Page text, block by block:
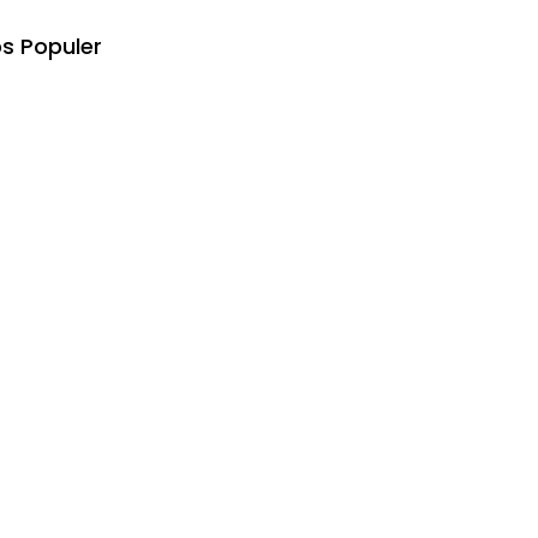
Populer